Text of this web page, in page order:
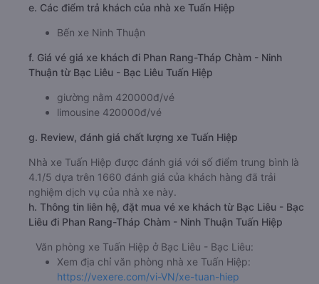
e. Các điểm trả khách của nhà xe Tuấn Hiệp
Bến xe Ninh Thuận
f. Giá vé giá xe khách đi Phan Rang-Tháp Chàm - Ninh
Thuận từ Bạc Liêu - Bạc Liêu Tuấn Hiệp
giường nằm 420000đ/vé
limousine 420000đ/vé
g. Review, đánh giá chất lượng xe Tuấn Hiệp
Nhà xe Tuấn Hiệp được đánh giá với số điểm trung bình là
4.1/5 dựa trên 1660 đánh giá của khách hàng đã trải
nghiệm dịch vụ của nhà xe này.
h. Thông tin liên hệ, đặt mua vé xe khách từ Bạc Liêu - Bạc
Liêu đi Phan Rang-Tháp Chàm - Ninh Thuận Tuấn Hiệp
Văn phòng xe Tuấn Hiệp ở Bạc Liêu - Bạc Liêu:
Xem địa chỉ văn phòng nhà xe Tuấn Hiệp:
https://vexere.com/vi-VN/xe-tuan-hiep